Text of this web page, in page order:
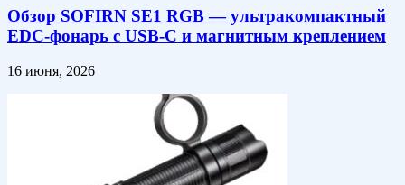
Обзор SOFIRN SE1 RGB — ультракомпактный
EDC-фонарь с USB-C и магнитным креплением
16 июня, 2026